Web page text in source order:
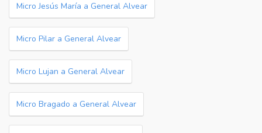
Micro Jesús María a General Alvear
Micro Pilar a General Alvear
Micro Lujan a General Alvear
Micro Bragado a General Alvear